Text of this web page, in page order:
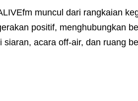
muncul dari rangkaian
positif, menghubungkan
acara off-air, dan ruang